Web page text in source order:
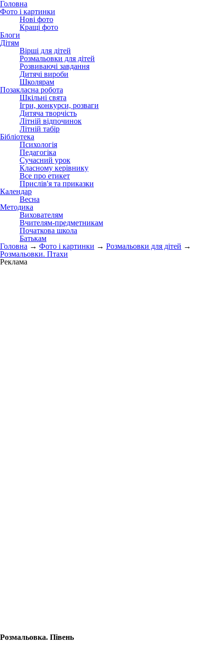
Головна
Фото і картинки
Нові фото
Кращі фото
Блоги
Дітям
Вірші для дітей
Розмальовки для дітей
Розвиваючі завдання
Дитячі вироби
Школярам
Позакласна робота
Шкільні свята
Ігри, конкурси, розваги
Дитяча творчість
Літній відпочинок
Літній табір
Бібліотека
Психологія
Педагогіка
Сучасний урок
Класному керівнику
Все про етикет
Прислів'я та приказки
Календар
Весна
Методика
Вихователям
Вчителям-предметникам
Початкова школа
Батькам
Головна → Фото і картинки → Розмальовки для дітей →
Розмальовки. Птахи
Реклама
Розмальовка. Півень